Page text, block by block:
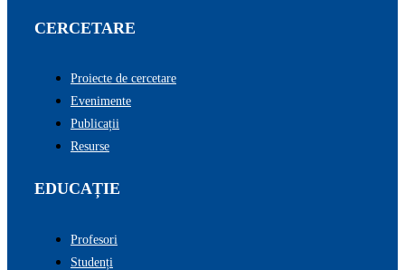
CERCETARE
Proiecte de cercetare
Evenimente
Publicații
Resurse
EDUCAȚIE
Profesori
Studenți